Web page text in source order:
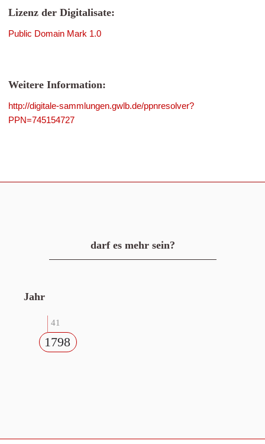
Lizenz der Digitalisate:
Public Domain Mark 1.0
Weitere Information:
http://digitale-sammlungen.gwlb.de/ppnresolver?
PPN=745154727
darf es mehr sein?
Jahr
41
1798